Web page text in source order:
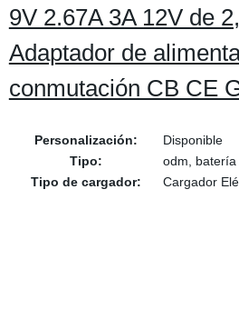
9V 2.67A 3A 12V de
Adaptador de
conmutación CB CE
Personalización:
Disponible
Tipo:
odm, batería
Tipo de cargador:
Cargador